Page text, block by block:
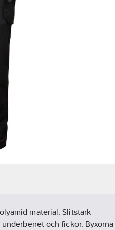
material. Slitstark
och fickor. Byxorna